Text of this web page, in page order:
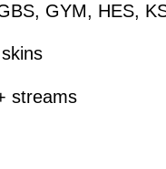
GYM, HES,
streams